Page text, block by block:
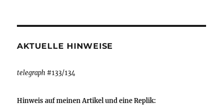
AKTUELLE HINWEISE
telegraph #133/134
Hinweis auf meinen Artikel und eine Replik: